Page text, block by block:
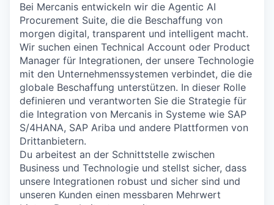
Bei Mercanis entwickeln wir die Agentic AI
Procurement Suite, die die Beschaffung von
morgen digital, transparent und intelligent macht.
Wir suchen einen Technical Account oder Product
Manager für Integrationen, der unsere Technologie
mit den Unternehmenssystemen verbindet, die die
globale Beschaffung unterstützen. In dieser Rolle
definieren und verantworten Sie die Strategie für
die Integration von Mercanis in Systeme wie SAP
S/4HANA, SAP Ariba und andere Plattformen von
Drittanbietern.
Du arbeitest an der Schnittstelle zwischen
Business und Technologie und stellst sicher, dass
unsere Integrationen robust und sicher sind und
unseren Kunden einen messbaren Mehrwert